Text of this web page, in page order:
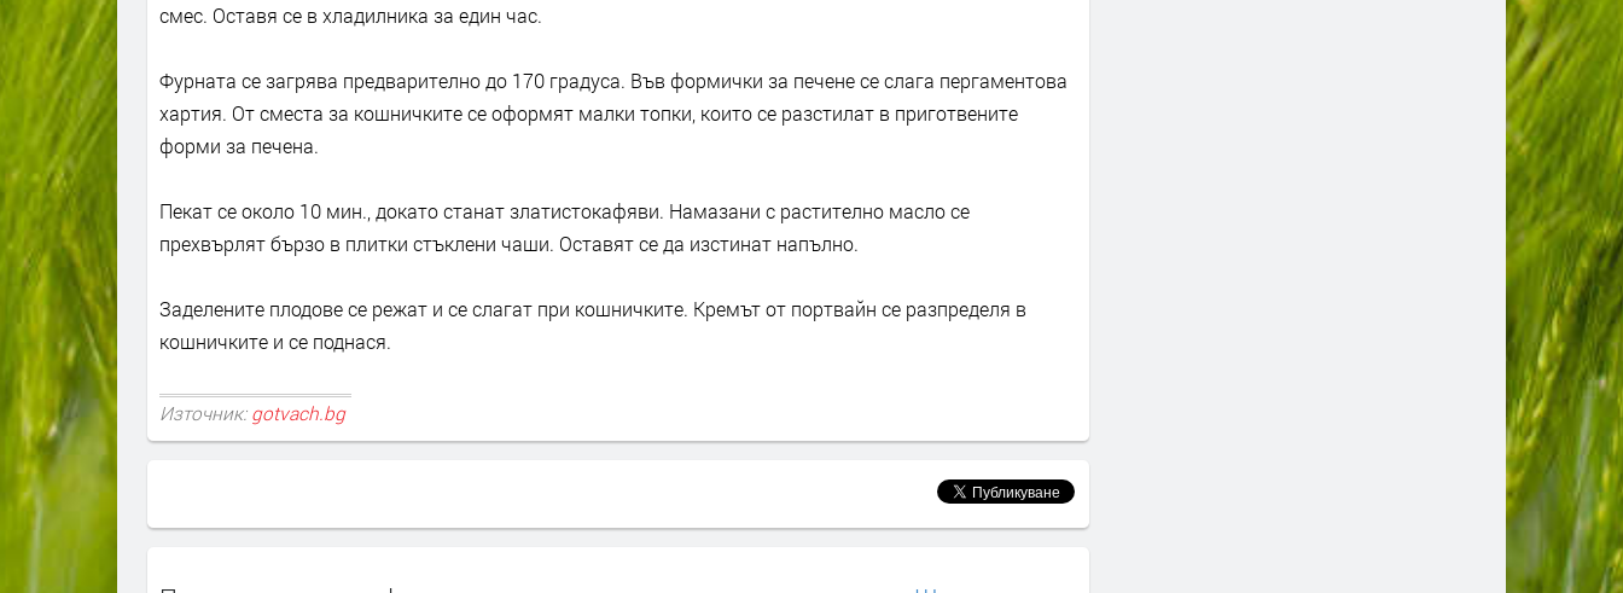
смес. Оставя се в хладилника за един час.
Фурната се загрява предварително до 170 градуса. Във формички за печене се слага пергаментова
хартия. От сместа за кошничките се оформят малки топки, които се разстилат в приготвените
форми за печена.
Пекат се около 10 мин., докато станат златистокафяви. Намазани с растително масло се
прехвърлят бързо в плитки стъклени чаши. Оставят се да изстинат напълно.
Заделените плодове се режат и се слагат при кошничките. Кремът от портвайн се разпределя в
кошничките и се поднася.
Източник: gotvach.bg